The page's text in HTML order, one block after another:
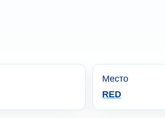
Место
RED